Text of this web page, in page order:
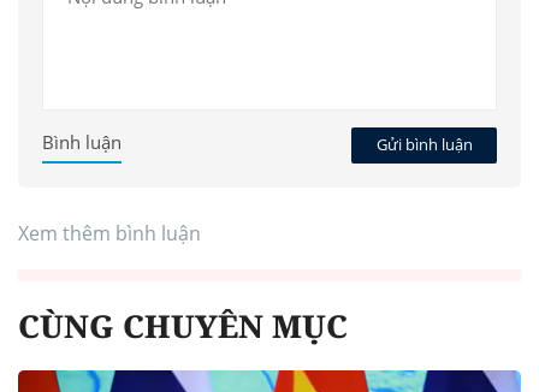
Gửi bình luận
Bình luận
Xem thêm bình luận
CÙNG CHUYÊN MỤC